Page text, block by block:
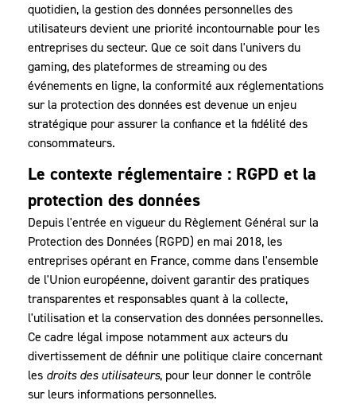
quotidien, la gestion des données personnelles des
utilisateurs devient une priorité incontournable pour les
entreprises du secteur. Que ce soit dans l'univers du
gaming, des plateformes de streaming ou des
événements en ligne, la conformité aux réglementations
sur la protection des données est devenue un enjeu
stratégique pour assurer la confiance et la fidélité des
consommateurs.
Le contexte réglementaire : RGPD et la
protection des données
Depuis l'entrée en vigueur du Règlement Général sur la
Protection des Données (RGPD) en mai 2018, les
entreprises opérant en France, comme dans l'ensemble
de l'Union européenne, doivent garantir des pratiques
transparentes et responsables quant à la collecte,
l'utilisation et la conservation des données personnelles.
Ce cadre légal impose notamment aux acteurs du
divertissement de définir une politique claire concernant
les droits des utilisateurs, pour leur donner le contrôle
sur leurs informations personnelles.